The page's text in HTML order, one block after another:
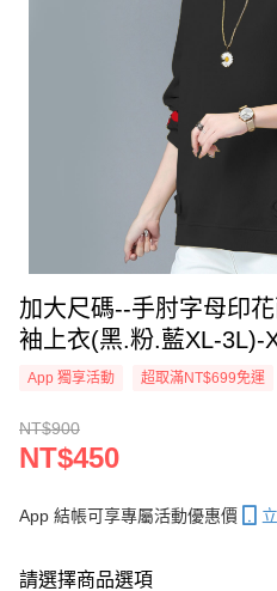
加大尺碼--手肘字母印
袖上衣(黑.粉.藍XL-3L)-
App 獨享活動 超取滿NT$699免運
NT$900
NT$450
App 結帳可享專屬活動優惠價
請選擇商品選項